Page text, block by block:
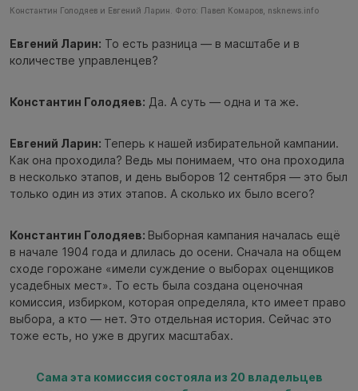
Константин Голодяев и Евгений Ларин. Фото: Павел Комаров, nsknews.info
Евгений Ларин: То есть разница — в масштабе и в
количестве управленцев?
Константин Голодяев: Да. А суть — одна и та же.
Евгений Ларин: Теперь к нашей избирательной кампании.
Как она проходила? Ведь мы понимаем, что она проходила
в несколько этапов, и день выборов 12 сентября — это был
только один из этих этапов. А сколько их было всего?
Константин Голодяев: Выборная кампания началась ещё
в начале 1904 года и длилась до осени. Сначала на общем
сходе горожане «имели суждение о выборах оценщиков
усадебных мест». То есть была создана оценочная
комиссия, избирком, которая определяла, кто имеет право
выбора, а кто — нет. Это отдельная история. Сейчас это
тоже есть, но уже в других масштабах.
Сама эта комиссия состояла из 20 владельцев